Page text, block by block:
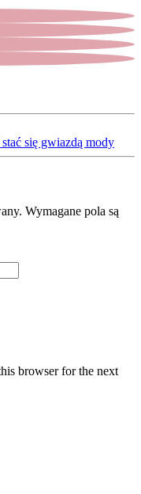
się gwiazdą mody
Wymagane pola są
browser for the next